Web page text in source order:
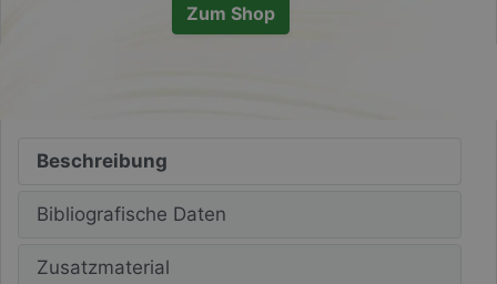
Zum Shop
Beschreibung
Bibliografische Daten
Zusatzmaterial